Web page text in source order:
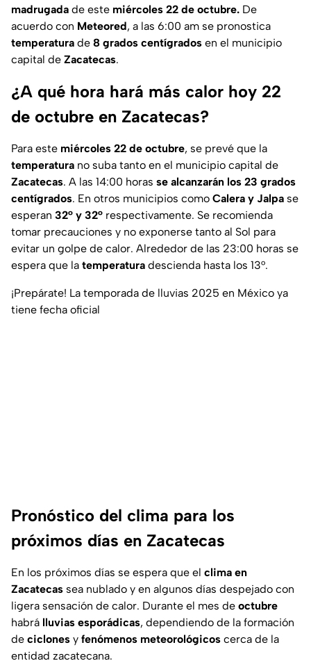
madrugada de este miércoles 22 de octubre. De
acuerdo con Meteored, a las 6:00 am se pronostica
temperatura de 8 grados centígrados en el municipio
capital de Zacatecas.
¿A qué hora hará más calor hoy 22
de octubre en Zacatecas?
Para este miércoles 22 de octubre, se prevé que la
temperatura no suba tanto en el municipio capital de
Zacatecas. A las 14:00 horas se alcanzarán los 23 grados
centígrados. En otros municipios como Calera y Jalpa se
esperan 32° y 32° respectivamente. Se recomienda
tomar precauciones y no exponerse tanto al Sol para
evitar un golpe de calor. Alrededor de las 23:00 horas se
espera que la temperatura descienda hasta los 13°.
¡Prepárate! La temporada de lluvias 2025 en México ya
tiene fecha oficial
Pronóstico del clima para los
próximos días en Zacatecas
En los próximos días se espera que el clima en
Zacatecas sea nublado y en algunos días despejado con
ligera sensación de calor. Durante el mes de octubre
habrá lluvias esporádicas, dependiendo de la formación
de ciclones y fenómenos meteorológicos cerca de la
entidad zacatecana.